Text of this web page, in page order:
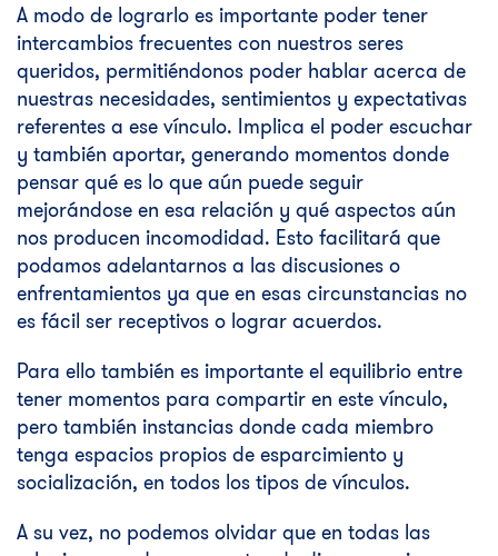
A modo de lograrlo es importante poder tener
intercambios frecuentes con nuestros seres
queridos, permitiéndonos poder hablar acerca de
nuestras necesidades, sentimientos y expectativas
referentes a ese vínculo. Implica el poder escuchar
y también aportar, generando momentos donde
pensar qué es lo que aún puede seguir
mejorándose en esa relación y qué aspectos aún
nos producen incomodidad. Esto facilitará que
podamos adelantarnos a las discusiones o
enfrentamientos ya que en esas circunstancias no
es fácil ser receptivos o lograr acuerdos.
Para ello también es importante el equilibrio entre
tener momentos para compartir en este vínculo,
pero también instancias donde cada miembro
tenga espacios propios de esparcimiento y
socialización, en todos los tipos de vínculos.
A su vez, no podemos olvidar que en todas las